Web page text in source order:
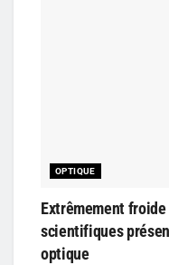
OPTIQUE
Extrêmement
scientifiques
optique